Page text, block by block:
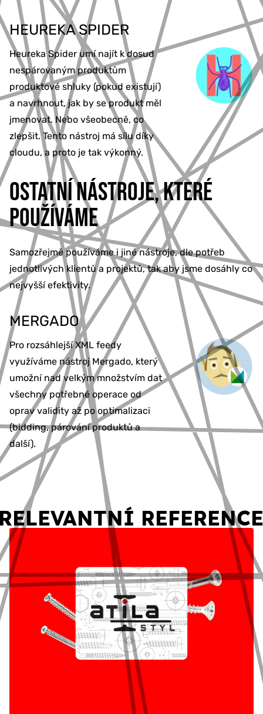
HEUREKA SPIDER
Heureka Spider umí najít k dosud
nespárovaným produktům
produktové shluky (pokud existují)
a navrhnout, jak by se produkt měl
jmenovat. Nebo všeobecně, co
zlepšit. Tento nástroj má sílu díky
cloudu, a proto je tak výkonný.
OSTATNÍ NÁSTROJE, KTERÉ
POUŽÍVÁME
Samozřejmě používáme i jiné nástroje, dle potřeb
jednotlivých klientů a projektů, tak aby jsme dosáhly co
nejvyšší efektivity.
MERGADO
Pro rozsáhlejší XML feedy
využíváme nástroj Mergado, který
umožní nad velkým množstvím dat
všechny potřebné operace od
oprav validity až po optimalizaci
(bidding, párování produktů a
další).
REFERENCE